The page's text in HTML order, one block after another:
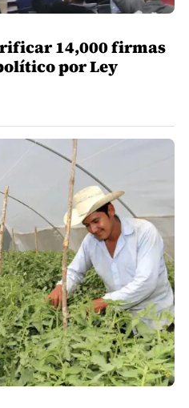
14,000 firmas
por Ley